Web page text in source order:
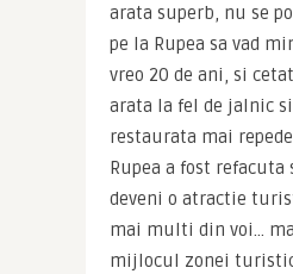
arata superb, nu se
pe la Rupea sa vad
vreo 20 de ani, si
arata la fel de jalnic
restaurata mai
Rupea a fost refacuta
deveni o atractie
mai multi din voi…
mijlocul zonei